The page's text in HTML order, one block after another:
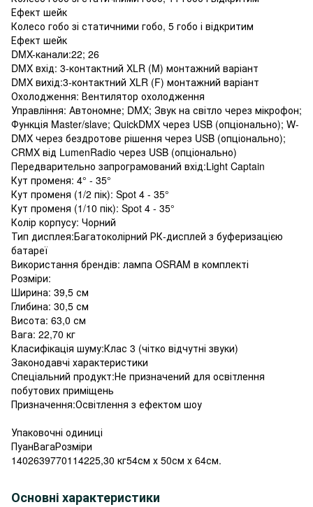
Ефект шейк
Колесо гобо зі статичними гобо, 5 гобо і відкритим
Ефект шейк
DMX-канали:22; 26
DMX вхід: 3-контактний XLR (M) монтажний варіант
DMX вихід:3-контактний XLR (F) монтажний варіант
Охолодження: Вентилятор охолодження
Управління: Автономне; DMX; Звук на світло через мікрофон;
Функція Master/slave; QuickDMX через USB (опціонально); W-
DMX через бездротове рішення через USB (опціонально);
CRMX від LumenRadio через USB (опціонально)
Передварительно запрограмований вхід:Light Captain
Кут променя: 4° - 35°
Кут променя (1/2 пік): Spot 4 - 35°
Кут променя (1/10 пік): Spot 4 - 35°
Колір корпусу: Чорний
Тип дисплея:Багатоколірний РК-дисплей з буферизацією
батареї
Використання брендів: лампа OSRAM в комплекті
Розміри:
Ширина: 39,5 см
Глибина: 30,5 см
Висота: 63,0 см
Вага: 22,70 кг
Класифікація шуму:Клас 3 (чітко відчутні звуки)
Законодавчі характеристики
Спеціальний продукт:Не призначений для освітлення
побутових приміщень
Призначення:Освітлення з ефектом шоу
Упаковочні одиниці
ПуанВагаРозміри
1402639770114225,30 кг54см х 50см х 64см.
Основні характеристики